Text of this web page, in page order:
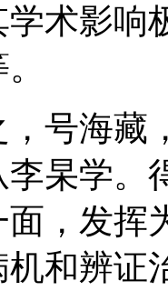
学术影响
号海藏
杲学。
，发挥
和辨证